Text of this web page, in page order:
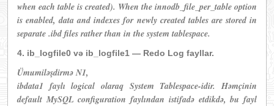
when each table is created). When the innodb_file_per_table option
is enabled, data and indexes for newly created tables are stored in
separate .ibd files rather than in the system tablespace.
4. ib_logfile0 və ib_logfile1 — Redo Log fayllar.
Ümumiləşdirmə N1,
ibdata1 faylı logical olaraq System Tablespace-idir. Həmçinin
default MySQL configuration faylından istifadə etdikdə, bu fayl